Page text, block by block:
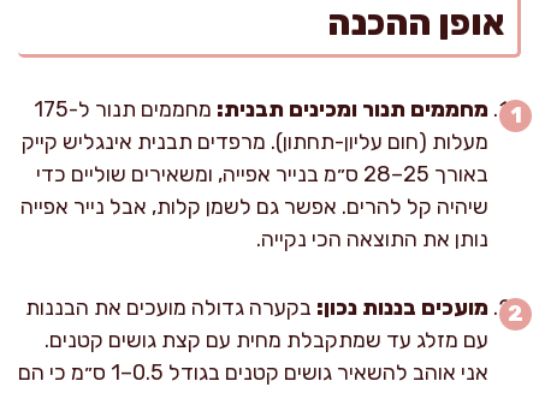
אופן ההכנה
מחממים תנור ומכינים תבנית:
מחממים תנור ל-175
מעלות (חום עליון-תחתון). מרפדים תבנית אינגליש קייק
באורך 25–28 ס״מ בנייר אפייה, ומשאירים שוליים כדי
שיהיה קל להרים. אפשר גם לשמן קלות, אבל נייר אפייה
נותן את התוצאה הכי נקייה.
מועכים בננות נכון: בקערה גדולה מועכים את הבננות
עם מזלג עד שמתקבלת מחית עם קצת גושים קטנים.
אני אוהב להשאיר גושים קטנים בגודל 0.5–1 ס״מ כי הם